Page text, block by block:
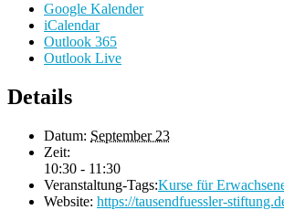
Google Kalender
iCalendar
Outlook 365
Outlook Live
Details
Datum: September 23
Zeit:
10:30 - 11:30
Veranstaltung-Tags:Kurse für
Website: https://tausendfuessler-